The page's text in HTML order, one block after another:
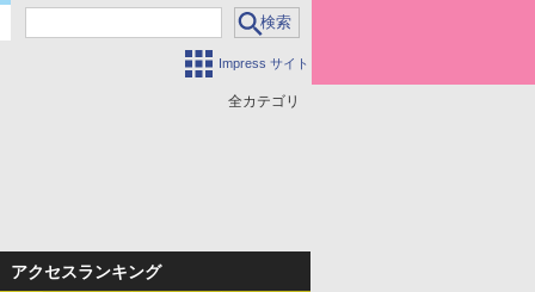
Impress サイト
全カテゴリ
アクセスランキング